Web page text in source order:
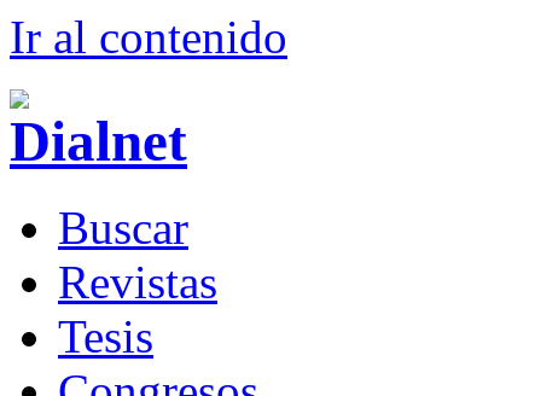
Ir al contenido
Buscar
Revistas
Tesis